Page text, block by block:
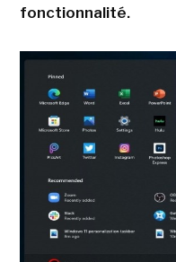
fonctionnalité.